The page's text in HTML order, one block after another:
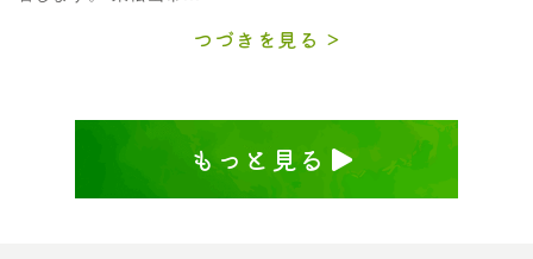
つづきを見る
もっと見る